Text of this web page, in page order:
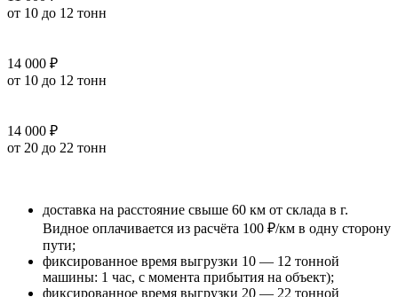
от 10 до 12 тонн
14 000 ₽
от 10 до 12 тонн
14 000 ₽
от 20 до 22 тонн
доставка на расстояние свыше 60 км от склада в г.
Видное оплачивается из расчёта 100 ₽/км в одну сторону
пути;
фиксированное время выгрузки 10 — 12 тонной
машины: 1 час, с момента прибытия на объект);
фиксированное время выгрузки 20 — 22 тонной